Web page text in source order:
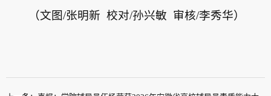
（文图/张明新 校对/孙兴敏 审核/李秀华）